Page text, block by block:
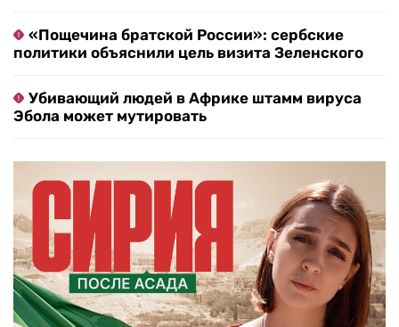
«Пощечина братской России»: сербские
политики объяснили цель визита Зеленского
Убивающий людей в Африке штамм вируса
Эбола может мутировать